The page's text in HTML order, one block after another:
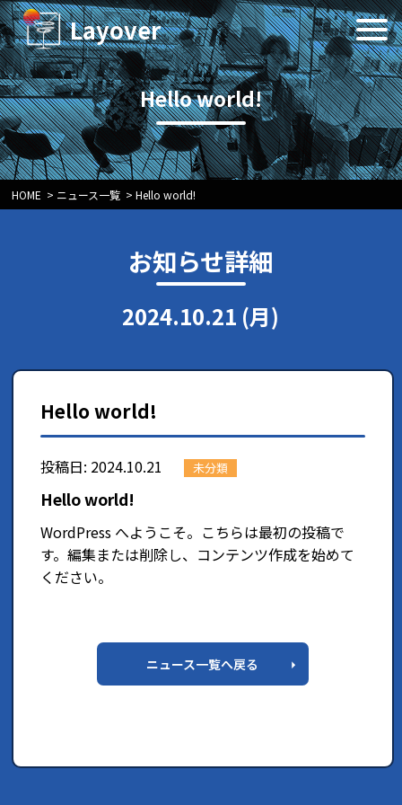
Layover
Hello world!
HOME > ニュース一覧 > Hello world!
お知らせ詳細
2024.10.21 (月)
Hello world!
投稿日: 2024.10.21 未分類
Hello world!
WordPress へようこそ。こちらは最初の投稿で
す。編集または削除し、コンテンツ作成を始めて
ください。
ニュース一覧へ戻る